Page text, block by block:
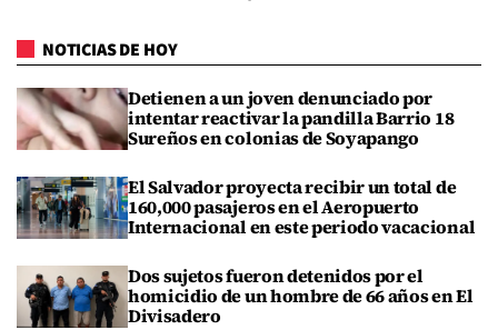
NOTICIAS DE HOY
Detienen a un joven denunciado por
intentar reactivar la pandilla Barrio 18
Sureños en colonias de Soyapango
El Salvador proyecta recibir un total de
160,000 pasajeros en el Aeropuerto
Internacional en este periodo vacacional
Dos sujetos fueron detenidos por el
homicidio de un hombre de 66 años en El
Divisadero